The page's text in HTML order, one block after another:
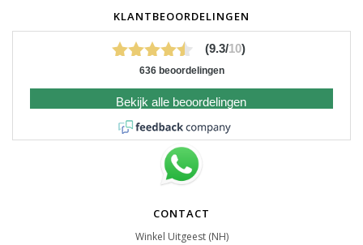
KLANTBEOORDELINGEN
(9.3/10)
636 beoordelingen
Bekijk alle beoordelingen
CONTACT
Winkel Uitgeest (NH)